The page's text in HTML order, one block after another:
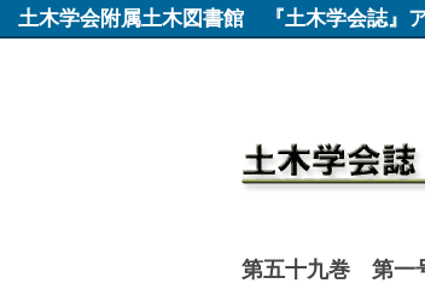
土木学会附属土木図書館 『土木学会誌』
第五十九巻 第一